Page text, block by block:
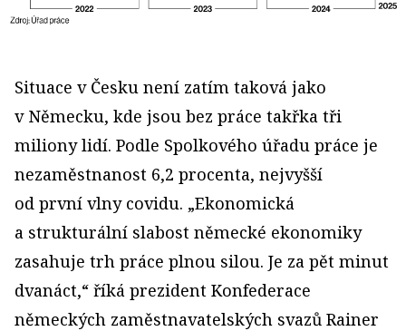
Situace v Česku není zatím taková jako
v Německu, kde jsou bez práce takřka tři
miliony lidí. Podle Spolkového úřadu práce je
nezaměstnanost 6,2 procenta, nejvyšší
od první vlny covidu. „Ekonomická
a strukturální slabost německé ekonomiky
zasahuje trh práce plnou silou. Je za pět minut
dvanáct,“ říká prezident Konfederace
německých zaměstnavatelských svazů Rainer